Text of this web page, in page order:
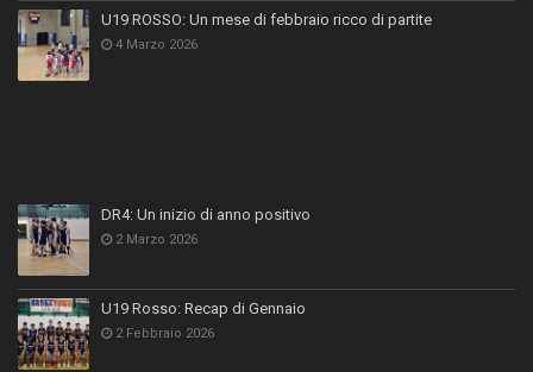
U19 ROSSO: Un mese di febbraio ricco di partite
4 Marzo 2026
DR4: Un inizio di anno positivo
2 Marzo 2026
U19 Rosso: Recap di Gennaio
2 Febbraio 2026